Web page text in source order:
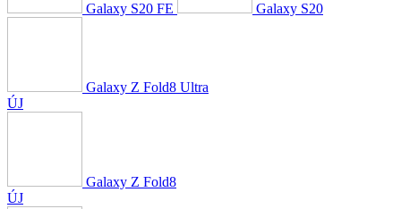
Galaxy S20 FE Galaxy S20
Galaxy Z Fold8 Ultra
ÚJ
Galaxy Z Fold8
ÚJ